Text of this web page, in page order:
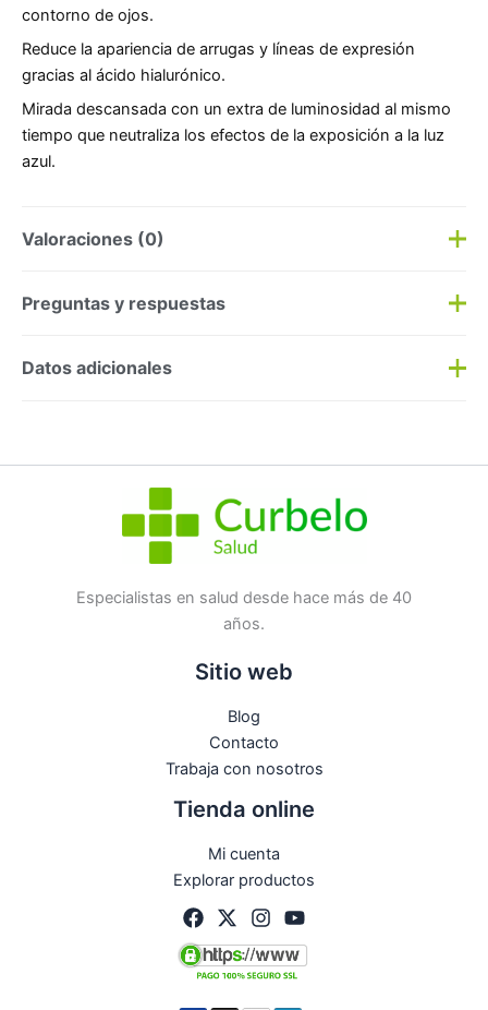
contorno de ojos.
Reduce la apariencia de arrugas y líneas de expresión
gracias al ácido hialurónico.
Mirada descansada con un extra de luminosidad al mismo
tiempo que neutraliza los efectos de la exposición a la luz
azul.
Valoraciones (0)
Aún no hay reseñas
Preguntas y respuestas
Preguntas y respuestas
No hay preguntas todavía
Datos adicionales
Especialistas en salud desde hace más de 40
años.
Sitio web
Blog
Contacto
Trabaja con nosotros
Tienda online
Mi cuenta
Explorar productos